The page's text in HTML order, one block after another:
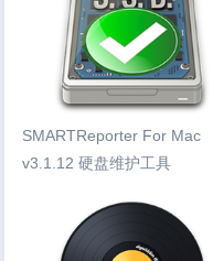
SMARTReporter For Mac
v3.1.12 硬盘维护工具